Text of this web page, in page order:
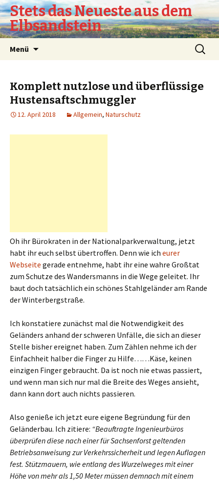
Stets das Neueste aus dem
Elbsandstein
Menü
Suchen
nach:
Komplett nutzlose und überflüssige
Hustensaftschmuggler
12. April 2018 Allgemein, Naturschutz
Oh ihr Bürokraten in der Nationalparkverwaltung, jetzt
habt ihr euch selbst übertroffen. Denn wie ich eurer
Webseite gerade entnehme, habt ihr eine wahre Großtat
zum Schutze des Wandersmanns in die Wege geleitet. Ihr
baut doch tatsächlich ein schönes Stahlgeländer am Rande
der Winterbergstraße.
Ich konstatiere zunächst mal die Notwendigkeit des
Geländers anhand der schweren Unfälle, die sich an dieser
Stelle bisher ereignet haben. Zum Zählen nehme ich der
Einfachheit halber die Finger zu Hilfe……Käse, keinen
einzigen Finger gebraucht. Da ist noch nie etwas passiert,
und wenn man sich nur mal die Breite des Weges ansieht,
dann kann dort auch nichts passieren.
Also genieße ich jetzt eure eigene Begründung für den
Geländerbau. Ich zitiere: “Beauftragte Ingenieurbüros
überprüfen diese nach einer für Sachsenforst geltenden
Betriebsanweisung zur Verkehrssicherheit und legen Auflagen
fest. Stützmauern, wie entlang des Wurzelweges mit einer
Höhe von mehr als 1,50 Meter müssen demnach mit einem